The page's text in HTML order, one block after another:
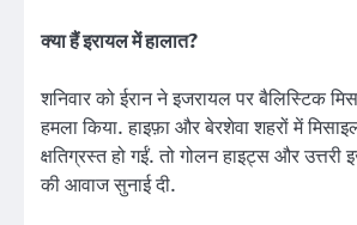
क्या हैं इरायल में हालात?
शनिवार को ईरान ने इजरायल पर बैलिस्टिक
हमला किया. हाइफ़ा और बेरशेवा शहरों में
क्षतिग्रस्त हो गईं. तो गोलन हाइट्स और उत्तरी
की आवाज सुनाई दी.